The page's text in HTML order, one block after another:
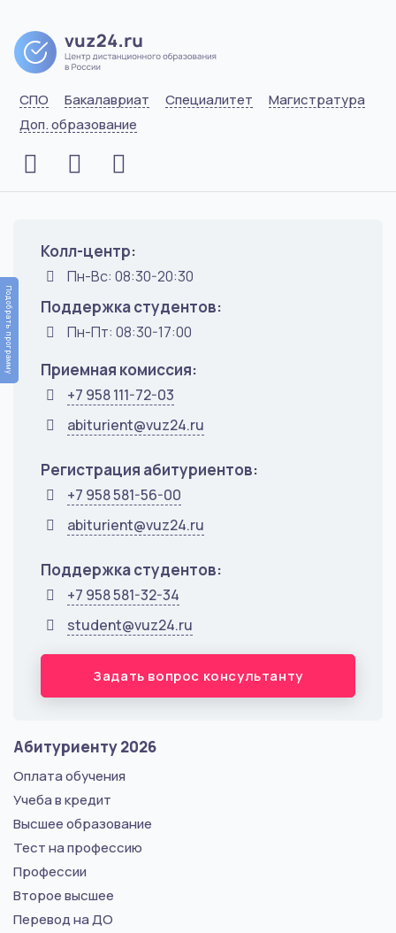
СПО Бакалавриат Специалитет
Магистратура
Доп. образование
Колл-центр:
Пн-Вс: 08:30-20:30
Поддержка студентов:
Пн-Пт: 08:30-17:00
Приемная комиссия:
+7 958 111-72-03
abiturient@vuz24.ru
Регистрация абитуриентов:
+7 958 581-56-00
abiturient@vuz24.ru
Поддержка студентов:
+7 958 581-32-34
student@vuz24.ru
Задать вопрос консультанту
Абитуриенту 2026
Оплата обучения
Учеба в кредит
Высшее образование
Тест на профессию
Профессии
Второе высшее
Перевод на ДО
Подобрать программу